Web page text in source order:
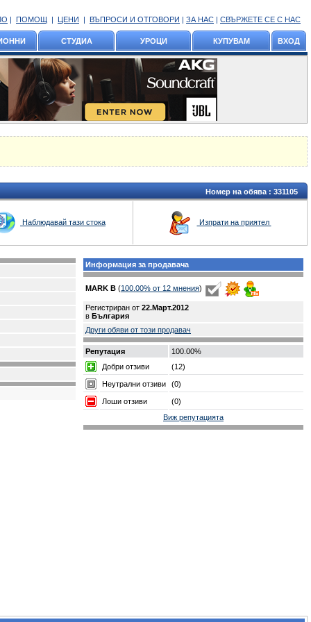
| ПОМОЩ | ЦЕНИ | ВЪПРОСИ И ОТГОВОРИ | ЗА НАС | СВЪРЖЕТЕ СЕ С НАС
СТУДИА УРОЦИ КУПУВАМ ВХОД
Номер на обява :331105
Наблюдавай тази стока Изпрати на приятел
Информация за продавача
MARK B (100.00% oт 12 мнения)
Регистриран от 22.Март.2012
в България
Други обяви от този продавач
Репутация
100.00%
Добри отзиви
(12)
Неутрални отзиви (0)
Лоши отзиви
(0)
Виж репутацията